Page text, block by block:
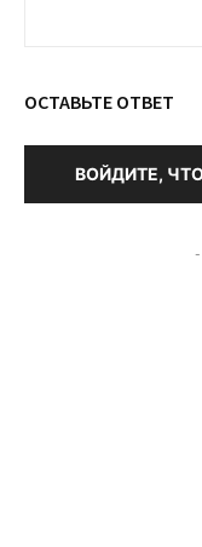
ОСТАВЬТЕ ОТВЕТ
ВОЙДИТЕ,
-